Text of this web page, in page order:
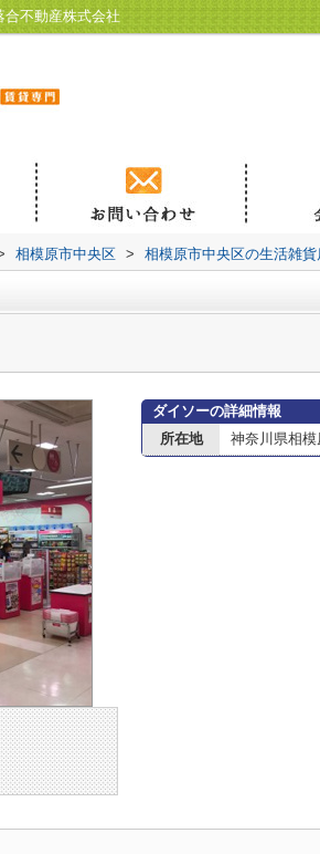
不動産株式会社
相模原市中央区 > 相模原市中央区の生活雑貨
ダイソーの詳細情報
所在地
神奈川県相